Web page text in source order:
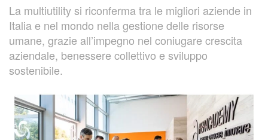
La multiutility si riconferma tra le migliori aziende in
Italia e nel mondo nella gestione delle risorse
umane, grazie all’impegno nel coniugare crescita
aziendale, benessere collettivo e sviluppo
sostenibile.